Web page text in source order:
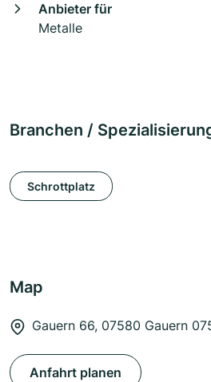
Anbieter für
Metalle
Branchen /
Schrottplatz
Map
Gauern 66, 07580 Gauern
Anfahrt planen